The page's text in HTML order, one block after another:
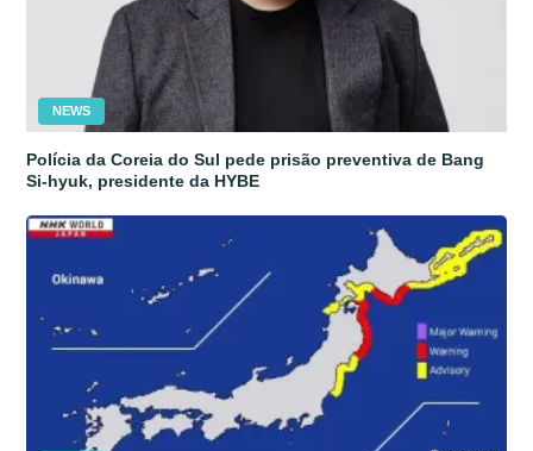
NEWS
Polícia da Coreia do Sul pede prisão preventiva de Bang
Si-hyuk, presidente da HYBE